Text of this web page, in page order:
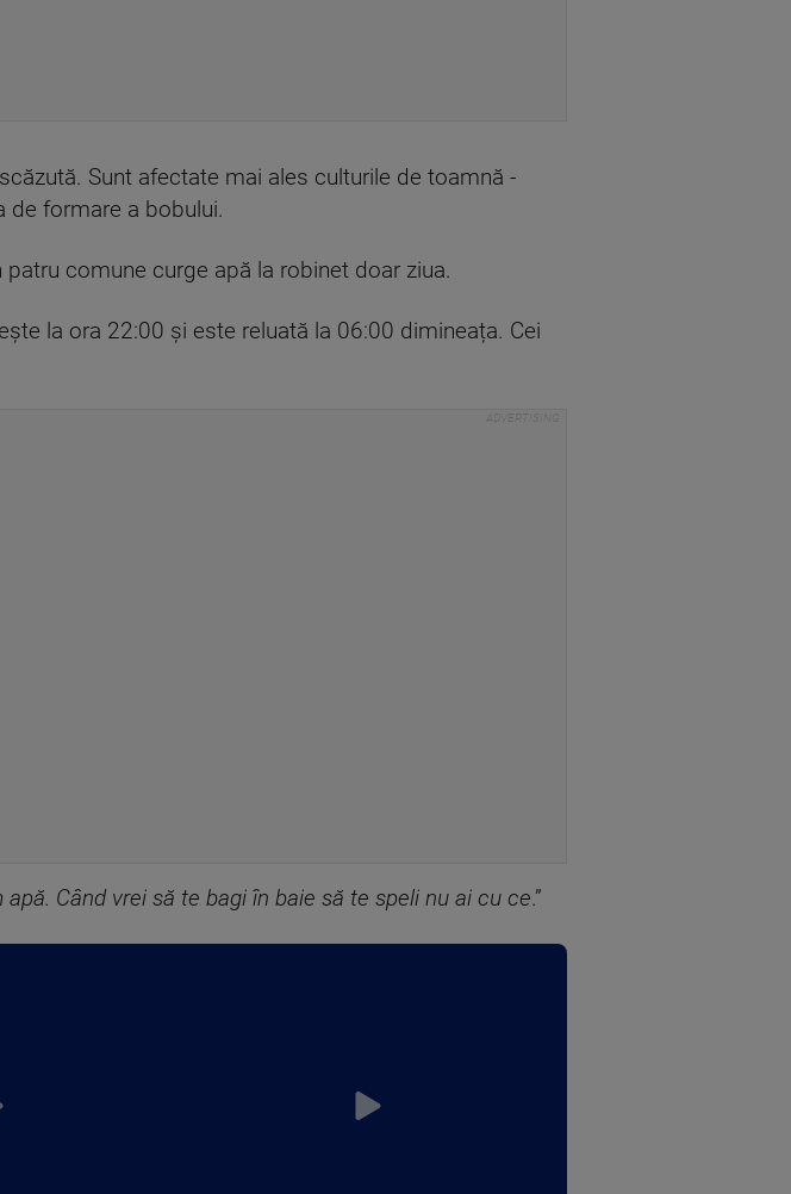
Sunt afectate mai ales culturile de toamnă -
de formare a bobului.
comune curge apă la robinet doar ziua.
la ora 22:00 și este reluată la 06:00 dimineața. Cei
Când vrei să te bagi în baie să te speli nu ai cu ce.”